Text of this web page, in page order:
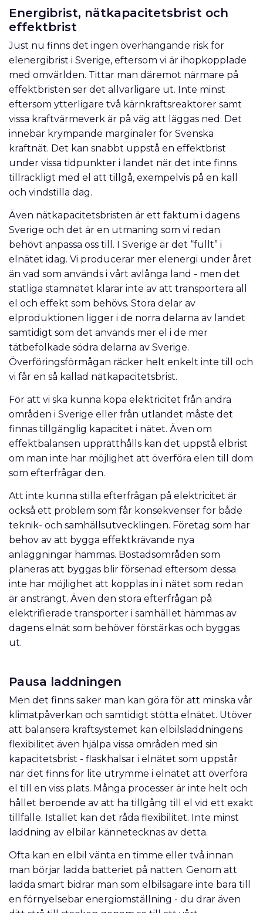
Energibrist, nätkapacitetsbrist och
effektbrist
Just nu finns det ingen överhängande risk för
elenergibrist i Sverige, eftersom vi är ihopkopplade
med omvärlden. Tittar man däremot närmare på
effektbristen ser det allvarligare ut. Inte minst
eftersom ytterligare två kärnkraftsreaktorer samt
vissa kraftvärmeverk är på väg att läggas ned. Det
innebär krympande marginaler för Svenska
kraftnät. Det kan snabbt uppstå en effektbrist
under vissa tidpunkter i landet när det inte finns
tillräckligt med el att tillgå, exempelvis på en kall
och vindstilla dag.
Även nätkapacitetsbristen är ett faktum i dagens
Sverige och det är en utmaning som vi redan
behövt anpassa oss till. I Sverige är det “fullt” i
elnätet idag. Vi producerar mer elenergi under året
än vad som används i vårt avlånga land - men det
statliga stamnätet klarar inte av att transportera all
el och effekt som behövs. Stora delar av
elproduktionen ligger i de norra delarna av landet
samtidigt som det används mer el i de mer
tätbefolkade södra delarna av Sverige.
Överföringsförmågan räcker helt enkelt inte till och
vi får en så kallad nätkapacitetsbrist.
För att vi ska kunna köpa elektricitet från andra
områden i Sverige eller från utlandet måste det
finnas tillgänglig kapacitet i nätet. Även om
effektbalansen upprätthålls kan det uppstå elbrist
om man inte har möjlighet att överföra elen till dom
som efterfrågar den.
Att inte kunna stilla efterfrågan på elektricitet är
också ett problem som får konsekvenser för både
teknik- och samhällsutvecklingen. Företag som har
behov av att bygga effektkrävande nya
anläggningar hämmas. Bostadsområden som
planeras att byggas blir försenad eftersom dessa
inte har möjlighet att kopplas in i nätet som redan
är ansträngt. Även den stora efterfrågan på
elektrifierade transporter i samhället hämmas av
dagens elnät som behöver förstärkas och byggas
ut.
Pausa laddningen
Men det finns saker man kan göra för att minska vår
klimatpåverkan och samtidigt stötta elnätet. Utöver
att balansera kraftsystemet kan elbilsladdningens
flexibilitet även hjälpa vissa områden med sin
kapacitetsbrist - flaskhalsar i elnätet som uppstår
när det finns för lite utrymme i elnätet att överföra
el till en viss plats. Många processer är inte helt och
hållet beroende av att ha tillgång till el vid ett exakt
tillfälle. Istället kan det råda flexibilitet. Inte minst
laddning av elbilar kännetecknas av detta.
Ofta kan en elbil vänta en timme eller två innan
man börjar ladda batteriet på natten. Genom att
ladda smart bidrar man som elbilsägare inte bara till
en förnyelsebar energiomställning - du drar även